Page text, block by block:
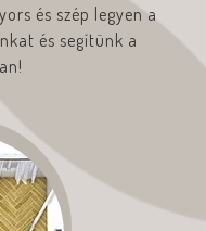
és szép legyen a
és segítünk a